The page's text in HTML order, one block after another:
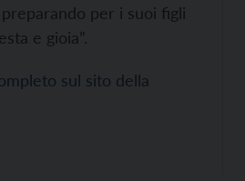
per i suoi figli
e gioia”.
sul sito della